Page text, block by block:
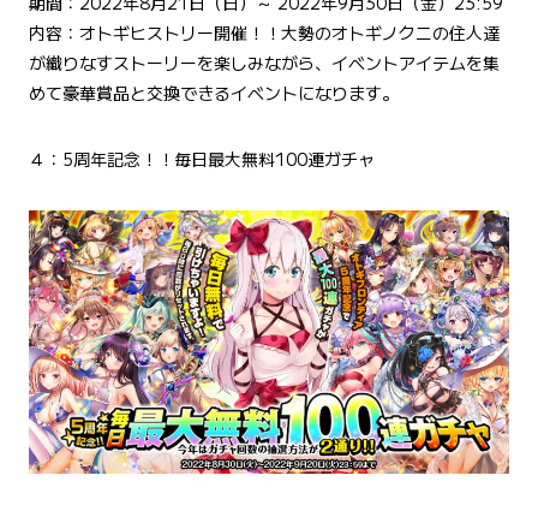
内容：オトギヒストリー開催！！大勢のオトギノクニの住人達
が織りなすストーリーを楽しみながら、イベントアイテムを集
めて豪華賞品と交換できるイベントになります。
４：5周年記念！！毎日最大無料100連ガチャ